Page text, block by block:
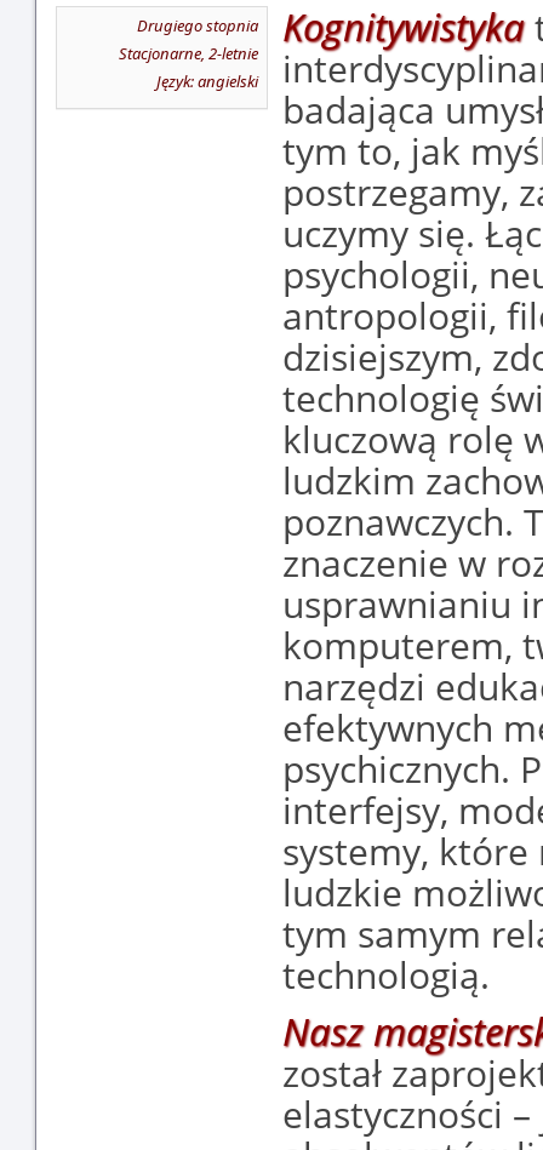
Drugiego stopnia
Stacjonarne, 2-letnie
Język: angielski
Kognitywistyka
badająca
tym to, jak
postrzegamy,
uczymy się.
psychologii,
antropologii,
dzisiejszym,
technologię
kluczową rolę
ludzkim
poznawczych.
znaczenie w
usprawnianiu
komputerem,
narzędzi
efektywnych
psychicznych.
interfejsy,
systemy, które
ludzkie
tym samym
technologią.
Nasz
został
elastyczności